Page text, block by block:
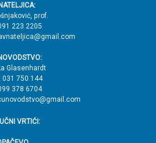
prof.
223 2205
Glasenhardt
750 144
378 6704
VRTIĆI: